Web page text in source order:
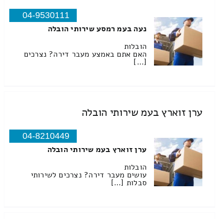
04-9530111
נעה בעמ רמסע שירותי הובלה
הובלות
האם אתם באמצע מעבר דירה? נצרכים
[…]
ערן זוארץ בעמ שירותי הובלה
04-8210449
ערן זוארץ בעמ שירותי הובלה
הובלות
עושים מעבר דירה? נצרכים לשירותי
סבלות […]